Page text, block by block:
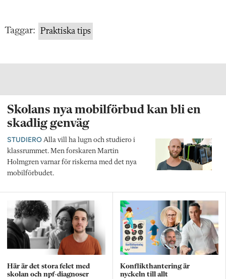
Taggar: Praktiska tips
Skolans nya mobilförbud kan bli en
skadlig genväg
STUDIERO Alla vill ha lugn och studiero i
klassrummet. Men forskaren Martin
Holmgren varnar för riskerna med det nya
mobilförbudet.
Här är det stora felet med
skolan och npf-diagnoser
Konflikthantering är
nyckeln till allt